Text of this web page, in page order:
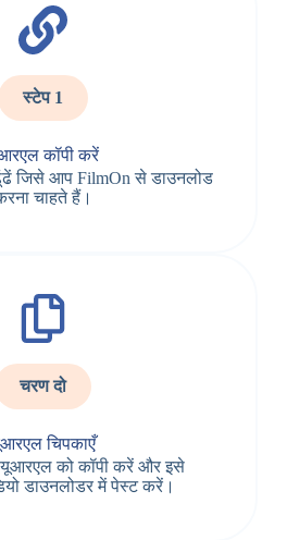
स्टेप 1
कॉपी करें
जिसे आप FilmOn से डाउनलोड
चाहते हैं।
चरण दो
चिपकाएँ
यूआरएल को कॉपी करें और इसे
डाउनलोडर में पेस्ट करें।